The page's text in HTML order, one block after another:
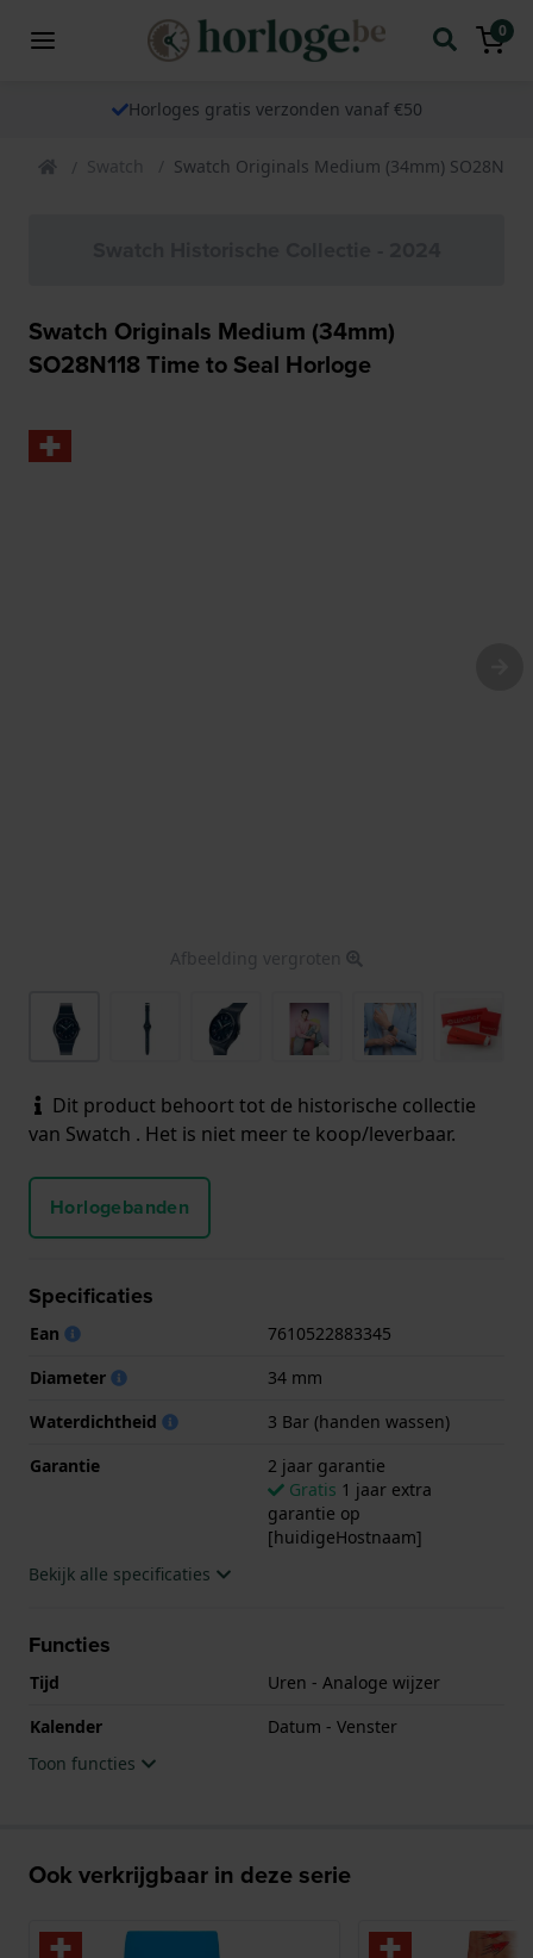
0
Horloges gratis verzonden vanaf €50
Swatch Swatch Originals Medium (34mm)
Swatch Originals Medium (34mm)
SO28N118 Time to Seal Horloge
Afbeelding vergroten
Dit product behoort tot de historische collectie
van Swatch . Het is niet meer te koop/leverbaar.
Horlogebanden
Specificaties
Ean
7610522883345
Diameter
34 mm
Waterdichtheid
3 Bar (handen wassen)
Garantie
2 jaar garantie
Gratis 1 jaar extra
garantie op
[huidigeHostnaam]
Bekijk alle specificaties
Functies
Tijd
Uren - Analoge wijzer
Kalender
Datum - Venster
Toon functies
Ook verkrijgbaar in deze serie